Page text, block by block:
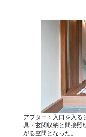
アフター：入口を入る
具・玄関収納と間接照
がる空間となった。